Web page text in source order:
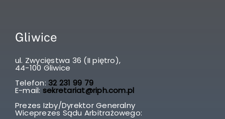
Gliwice
ul. Zwycięstwa 36 (II piętro),
44-100 Gliwice
Telefon: 32 231 99 79
E-mail: sekretariat@riph.com.pl
Prezes Izby/Dyrektor Generalny
Wiceprezes Sądu Arbitrażowego: